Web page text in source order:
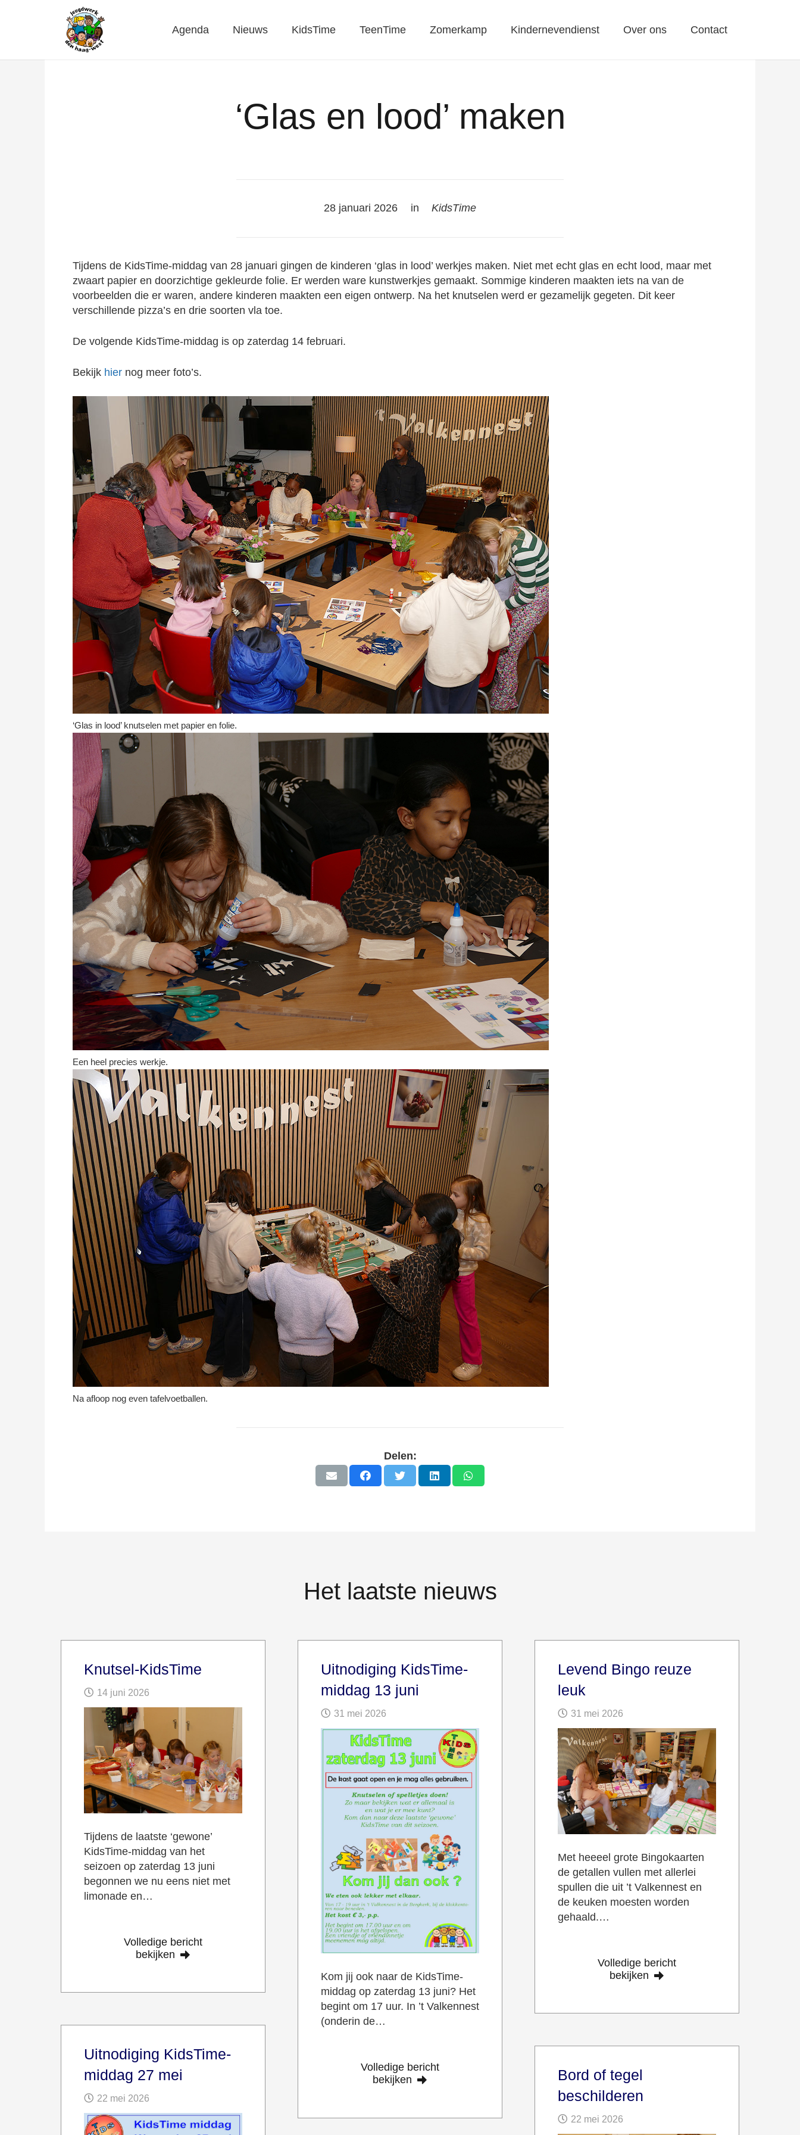
Agenda Nieuws KidsTime TeenTime Zomerkamp Kindernevendienst Over ons Contact
‘Glas en lood’ maken
28 januari 2026 in KidsTime
Tijdens de KidsTime-middag van 28 januari gingen de kinderen ‘glas in lood’ werkjes maken. Niet met echt glas en echt lood, maar met
zwaart papier en doorzichtige gekleurde folie. Er werden ware kunstwerkjes gemaakt. Sommige kinderen maakten iets na van de
voorbeelden die er waren, andere kinderen maakten een eigen ontwerp. Na het knutselen werd er gezamelijk gegeten. Dit keer
verschillende pizza’s en drie soorten vla toe.
De volgende KidsTime-middag is op zaterdag 14 februari.
Bekijk hier nog meer foto’s.
‘Glas in lood’ knutselen met papier en folie.
Een heel precies werkje.
Na afloop nog even tafelvoetballen.
Delen:
Het laatste nieuws
Knutsel-KidsTime
14 juni 2026
Tijdens de laatste ‘gewone’
KidsTime-middag van het
seizoen op zaterdag 13 juni
begonnen we nu eens niet met
limonade en…
Volledige bericht
bekijken
Uitnodiging KidsTime-
middag 13 juni
31 mei 2026
Kom jij ook naar de KidsTime-
middag op zaterdag 13 juni? Het
begint om 17 uur. In ’t Valkennest
(onderin de…
Volledige bericht
bekijken
Levend Bingo reuze
leuk
31 mei 2026
Met heeeel grote Bingokaarten
de getallen vullen met allerlei
spullen die uit ’t Valkennest en
de keuken moesten worden
gehaald.…
Volledige bericht
bekijken
Uitnodiging KidsTime-
middag 27 mei
22 mei 2026
Bord of tegel
beschilderen
22 mei 2026